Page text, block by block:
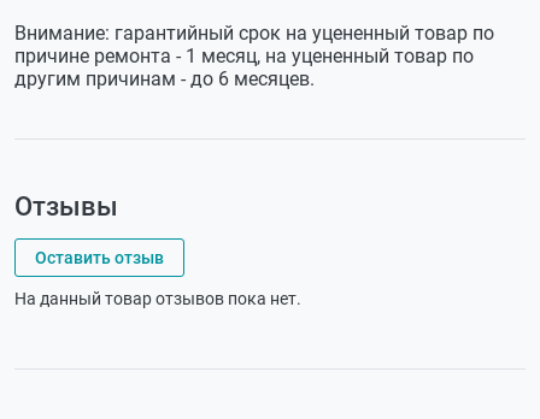
Внимание: гарантийный срок на уцененный товар по
причине ремонта - 1 месяц, на уцененный товар по
другим причинам - до 6 месяцев.
Отзывы
Оставить отзыв
На данный товар отзывов пока нет.